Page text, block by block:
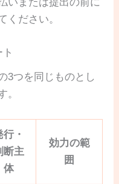
ください。
3つを同じものとし
。
行・
断主
体
効力の範
囲